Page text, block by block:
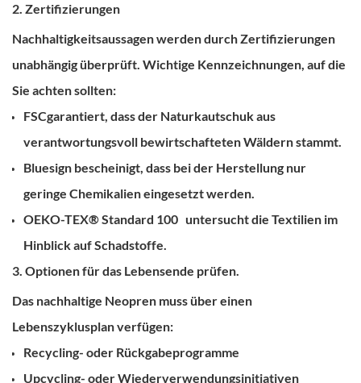
2. Zertifizierungen
Nachhaltigkeitsaussagen werden durch Zertifizierungen
unabhängig überprüft. Wichtige Kennzeichnungen, auf die
Sie achten sollten:
FSCgarantiert, dass der Naturkautschuk aus
verantwortungsvoll bewirtschafteten Wäldern stammt.
Bluesign bescheinigt, dass bei der Herstellung nur
geringe Chemikalien eingesetzt werden.
OEKO-TEX® Standard 100 untersucht die Textilien im
Hinblick auf Schadstoffe.
3. Optionen für das Lebensende prüfen.
Das nachhaltige Neopren muss über einen
Lebenszyklusplan verfügen:
Recycling- oder Rückgabeprogramme
Upcycling- oder Wiederverwendungsinitiativen